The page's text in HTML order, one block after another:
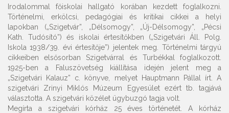
Irodalommal főiskolai hallgató korában kezdett foglalkozni.
Történelmi, erkölcsi, pedagógiai és kritikai cikkei a helyi
lapokban („Szigetvár”, „Délsomogy”, „Új-Délsomogy”, „Pécsi
Kath. Tudósító”) és iskolai értesítőkben („Szigetvári Áll. Polg.
Iskola 1938/39. évi értesítője”) jelentek meg. Történelmi tárgyú
cikkeiben elsősorban Szigetvárral és Turbékkal foglalkozott.
1925-ben a Faluszövetség kiállítása idején jelent meg a
„Szigetvári Kalauz” c. könyve, melyet Hauptmann Pállal írt. A
szigetvári Zrinyi Miklós Múzeum Egyesület ezért tb. tagjává
választotta. A szigetvári közélet ügybuzgó tagja volt.
Megírta a szigetvári kórház 25 éves történetét. A kórház